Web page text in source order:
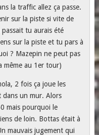
la traffic allez ça passe.
sur la piste si vite de
tu aurais été
sur la piste et tu pars à
? Mazepin ne peut pas
même au 1er tour)
2 fois ça joue les
un mur. Alors
mais pourquoi le
de loin. Bottas était à
mauvais jugement qui